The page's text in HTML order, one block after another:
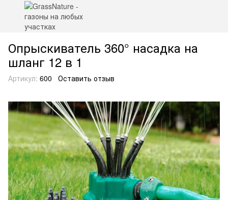
Опрыскиватель 360° насадка на
шланг 12 в 1
Артикул: 600 Оставить отзыв